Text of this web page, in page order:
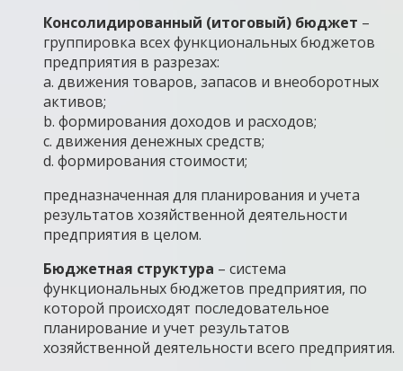
Консолидированный (итоговый) бюджет –
группировка всех функциональных бюджетов
предприятия в разрезах:
a. движения товаров, запасов и внеоборотных
активов;
b. формирования доходов и расходов;
c. движения денежных средств;
d. формирования стоимости;
предназначенная для планирования и учета
результатов хозяйственной деятельности
предприятия в целом.
Бюджетная структура – система
функциональных бюджетов предприятия, по
которой происходят последовательное
планирование и учет результатов
хозяйственной деятельности всего предприятия.